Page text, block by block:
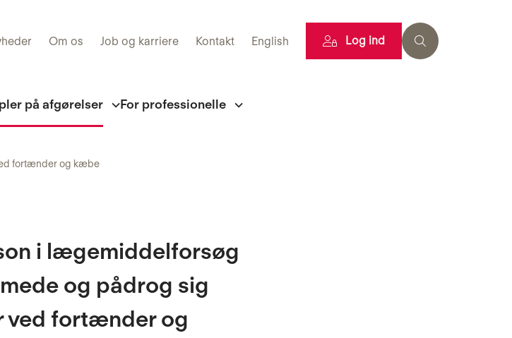
Om os Job og karriere Kontakt English Log ind
på afgørelser For professionelle
fortænder og kæbe
i lægemiddelforsøg
og pådrog sig
ved fortænder og